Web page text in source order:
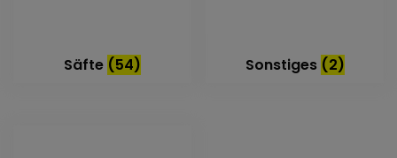
Säfte (54) Sonstiges (2)